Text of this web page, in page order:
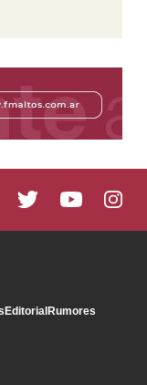
EditorialRumores